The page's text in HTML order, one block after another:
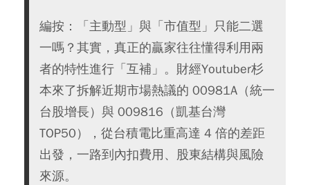
編按：「主動型」與「市值型」只能二選
一嗎？其實，真正的贏家往往懂得利用兩
者的特性進行「互補」。財經Youtuber杉
本來了拆解近期市場熱議的 00981A（統一
台股增長）與 009816（凱基台灣
TOP50），從台積電比重高達 4 倍的差距
出發，一路到內扣費用、股東結構與風險
來源。